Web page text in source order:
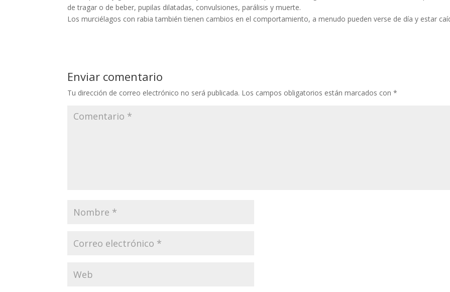
de tragar o de beber, pupilas dilatadas, convulsiones, parálisis y muerte.
Los murciélagos con rabia también tienen cambios en el comportamiento, a menudo pueden verse de día y estar
Enviar comentario
Tu dirección de correo electrónico no será publicada. Los campos obligatorios están marcados con*